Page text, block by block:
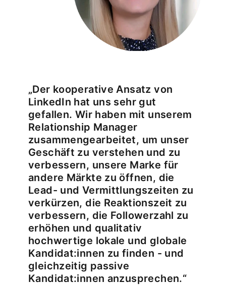
„Der kooperative Ansatz von
LinkedIn hat uns sehr gut
gefallen. Wir haben mit unserem
Relationship Manager
zusammengearbeitet, um unser
Geschäft zu verstehen und zu
verbessern, unsere Marke für
andere Märkte zu öffnen, die
Lead- und Vermittlungszeiten zu
verkürzen, die Reaktionszeit zu
verbessern, die Followerzahl zu
erhöhen und qualitativ
hochwertige lokale und globale
Kandidat:innen zu finden - und
gleichzeitig passive
Kandidat:innen anzusprechen.“